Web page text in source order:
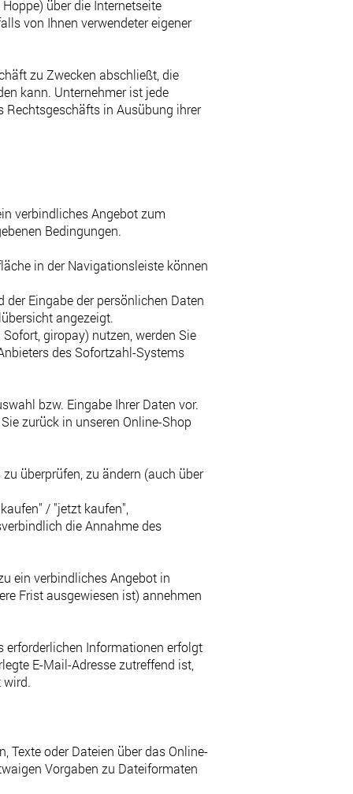
über die Internetseite
von Ihnen verwendeter eigener
zu Zwecken abschließt, die
kann. Unternehmer ist jede
Rechtsgeschäfts in Ausübung ihrer
verbindliches Angebot zum
Bedingungen.
in der Navigationsleiste können
Eingabe der persönlichen Daten
angezeigt.
giropay) nutzen, werden Sie
des Sofortzahl-Systems
bzw. Eingabe Ihrer Daten vor.
zurück in unseren Online-Shop
überprüfen, zu ändern (auch über
/ "jetzt kaufen",
die Annahme des
ein verbindliches Angebot in
Frist ausgewiesen ist) annehmen
Informationen erfolgt
E-Mail-Adresse zutreffend ist,
wird.
Texte oder Dateien über das Online-
Vorgaben zu Dateiformaten